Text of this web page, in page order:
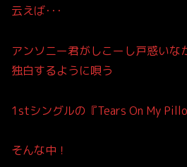
云えば･･･
アンソニー君がしこーし戸惑いな
独白するように唄う
1stシングルの『Tears On My
そんな中！